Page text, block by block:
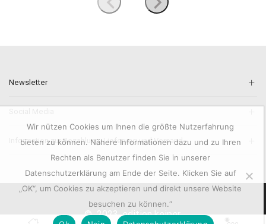
Newsletter
Information zur Bezahlung, Lieferung und Versand.
© 2023. edition keiper.
Wir nützen Cookies um Ihnen die größte Nutzerfahrung
bieten zu können. Nähere Informationen dazu und zu Ihren
Rechten als Benutzer finden Sie in unserer
Datenschutzerklärung am Ende der Seite. Klicken Sie auf
„OK“, um Cookies zu akzeptieren und direkt unsere Website
besuchen zu können.“